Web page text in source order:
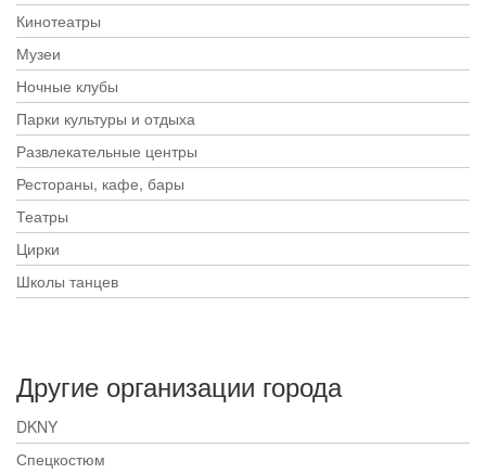
Кинотеатры
Музеи
Ночные клубы
Парки культуры и отдыха
Развлекательные центры
Рестораны, кафе, бары
Театры
Цирки
Школы танцев
Другие организации города
DKNY
Спецкостюм